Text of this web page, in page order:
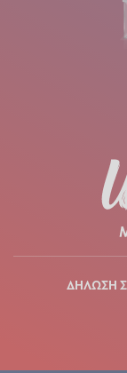
ΔΗΛΩΣΗ